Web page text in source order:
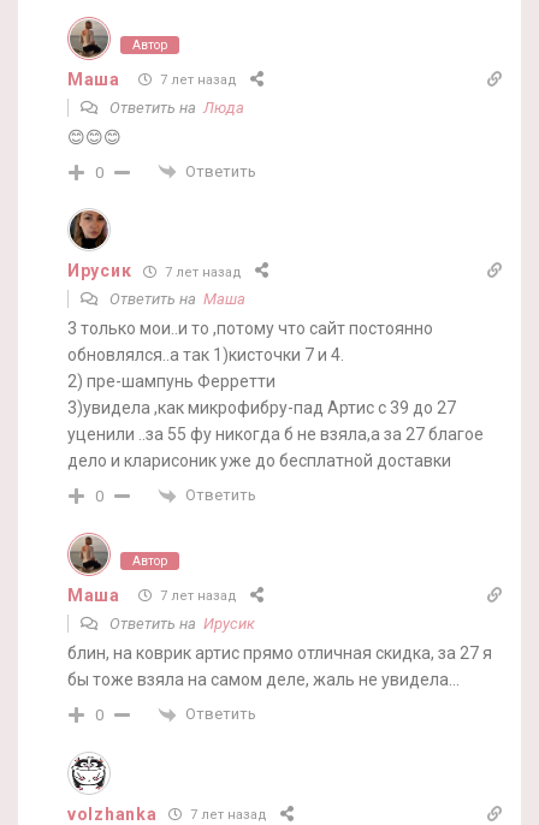
Автор
Маша 7 лет назад
Ответить на Люда
😊😊😊
0 Ответить
Ирусик 7 лет назад
Ответить на Маша
3 только мои..и то ,потому что сайт постоянно
обновлялся..а так 1)кисточки 7 и 4.
2) пре-шампунь Ферретти
3)увидела ,как микрофибру-пад Артис с 39 до 27
уценили ..за 55 фу никогда б не взяла,а за 27 благое
дело и кларисоник уже до бесплатной доставки
0 Ответить
Автор
Маша 7 лет назад
Ответить на Ирусик
блин, на коврик артис прямо отличная скидка, за 27 я
бы тоже взяла на самом деле, жаль не увидела…
0 Ответить
volzhanka 7 лет назад